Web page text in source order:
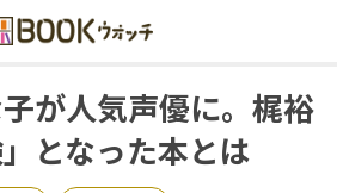
が人気声優に。梶裕
となった本とは